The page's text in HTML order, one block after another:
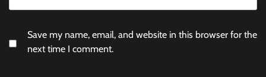
Save my name, email, and website in this browser for the
next time I comment.